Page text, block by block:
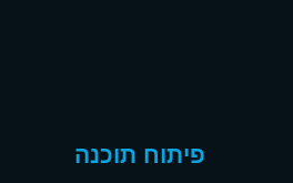
פיתוח תוכנה